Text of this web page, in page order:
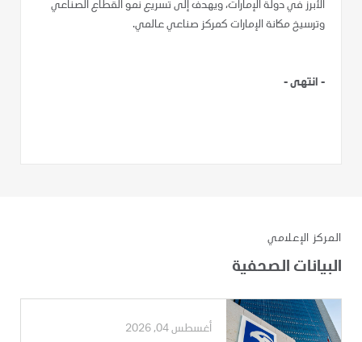
الأبرز في دولة الإمارات، ويهدف إلى تسريع نمو القطاع الصناعي
وترسيخ مكانة الإمارات كمركز صناعي عالمي.
- انتهى -
المركز الإعلامي
البيانات الصحفية
أغسطس 04, 2026